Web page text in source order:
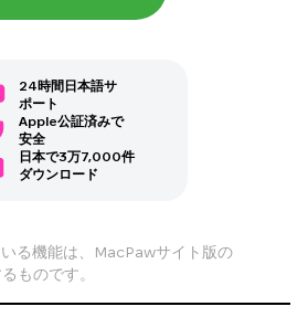
24時間日本語サ
ポート
Apple公証済みで
安全
日本で3万7,000件
ダウンロード
る機能は、MacPawサイト版の
ものです。